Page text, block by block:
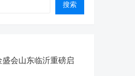
搜索
会山东临沂重磅启